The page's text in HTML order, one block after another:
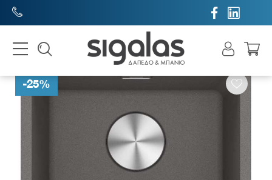
 
-25%